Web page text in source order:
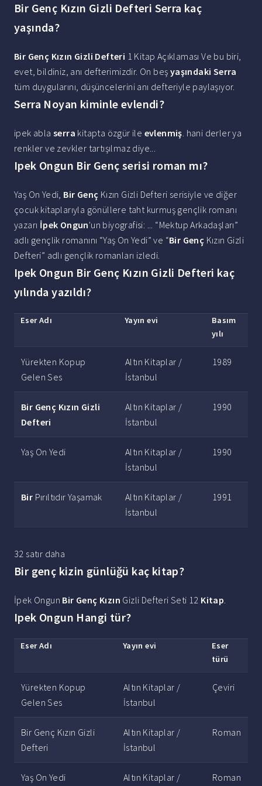
Bir Genç Kızın Gizli Defteri Serra kaç
yaşında?
Bir Genç Kızın Gizli Defteri 1 Kitap Açıklaması Ve bu biri,
evet, bildiniz, anı defterimizdir. On beş yaşındaki Serra
tüm duygularını, düşüncelerini anı defteriyle paylaşıyor.
Serra Noyan kiminle evlendi?
ipek abla serra kitapta özgür ile evlenmiş. hani derler ya
renkler ve zevkler tartışılmaz diye...
Ipek Ongun Bir Genç serisi roman mı?
Yaş On Yedi, Bir Genç Kızın Gizli Defteri serisiyle ve diğer
çocuk kitaplarıyla gönüllere taht kurmuş gençlik romanı
yazarı İpek Ongun'un biyografisi: ... “Mektup Arkadaşları”
adlı gençlik romanını “Yaş On Yedi” ve “Bir Genç Kızın Gizli
Defteri” adlı gençlik romanları izledi.
Ipek Ongun Bir Genç Kızın Gizli Defteri kaç
yılında yazıldı?
Eser Adı Yayın evi
Basım
yılı
Yürekten Kopup
Gelen Ses
Altın Kitaplar /
İstanbul
1989
Bir Genç Kızın Gizli
Defteri
Altın Kitaplar /
İstanbul
1990
Yaş On Yedi
Altın Kitaplar /
İstanbul
1990
Bir Pırıltıdır Yaşamak
Altın Kitaplar /
İstanbul
1991
32 satır daha
Bir genç kizin günlüğü kaç kitap?
İpek Ongun Bir Genç Kızın Gizli Defteri Seti 12 Kitap.
Ipek Ongun Hangi tür?
Eser Adı Yayın evi
Eser
türü
Yürekten Kopup
Gelen Ses
Altın Kitaplar /
İstanbul
Çeviri
Bir Genç Kızın Gizli
Defteri
Altın Kitaplar /
İstanbul
Roman
Yaş On Yedi
Altın Kitaplar /
Roman